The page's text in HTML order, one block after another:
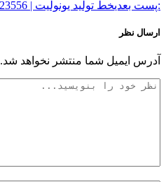
:پست بعدیخط تولید یونولیت | 09129723556
ارسال نظر
آدرس ایمیل شما منتشر نخواهد شد.